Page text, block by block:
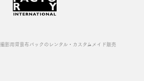
撮影用背景布バックのレンタル・カスタムメイド販売